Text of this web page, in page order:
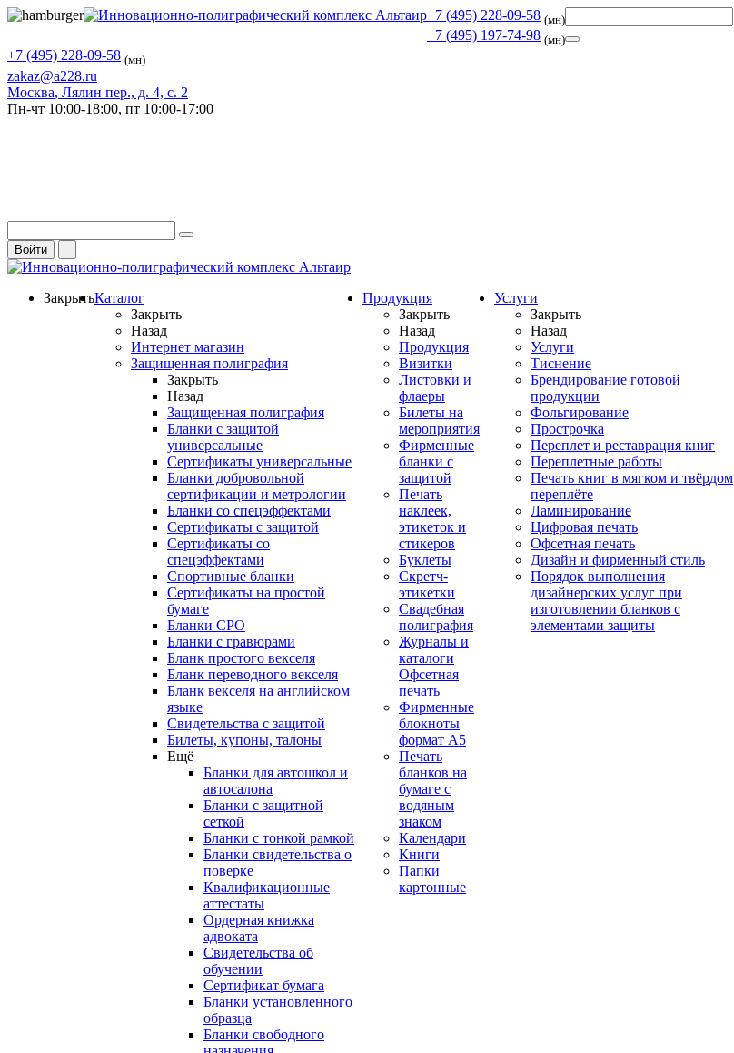
+7 (495) 228-09-58 (мн)
+7 (495) 197-74-98 (мн)
+7 (495) 228-09-58 (мн)
zakaz@a228.ru
Москва, Лялин пер., д. 4, с. 2
Пн-чт 10:00-18:00, пт 10:00-17:00
Войти
ЗакрытьКаталог
Закрыть
Назад
Интернет магазин
Защищенная полиграфия
Закрыть
Назад
Защищенная полиграфия
Бланки с защитой
универсальные
Сертификаты универсальные
Бланки добровольной
сертификации и метрологии
Бланки со спецэффектами
Сертификаты с защитой
Сертификаты со
спецэффектами
Спортивные бланки
Cертификаты на простой
бумаге
Бланки СРО
Бланки с гравюрами
Бланк простого векселя
Бланк переводного векселя
Бланк векселя на английском
языке
Свидетельства с защитой
Билеты, купоны, талоны
Ещё
Бланки для автошкол и
автосалона
Бланки с защитной
сеткой
Бланки с тонкой рамкой
Бланки свидетельства о
поверке
Квалификационные
аттестаты
Ордерная книжка
адвоката
Свидетельства об
обучении
Сертификат бумага
Бланки установленного
образца
Бланки свободного
Продукция
Закрыть
Назад
Продукция
Визитки
Листовки и
флаеры
Билеты на
мероприятия
Фирменные
бланки с
защитой
Печать
наклеек,
этикеток и
стикеров
Буклеты
Скретч-
этикетки
Свадебная
полиграфия
Журналы и
каталоги
Офсетная
печать
Фирменные
блокноты
формат А5
Печать
бланков на
бумаге с
водяным
знаком
Календари
Книги
Папки
картонные
Услуги
Закрыть
Назад
Услуги
Тиснение
Брендирование готовой
продукции
Фольгирование
Прострочка
Переплет и реставрация книг
Переплетные работы
Печать книг в мягком и твёрдом
переплёте
Ламинирование
Цифровая печать
Офсетная печать
Дизайн и фирменный стиль
Порядок выполнения
дизайнерских услуг при
изготовлении бланков с
элементами защиты